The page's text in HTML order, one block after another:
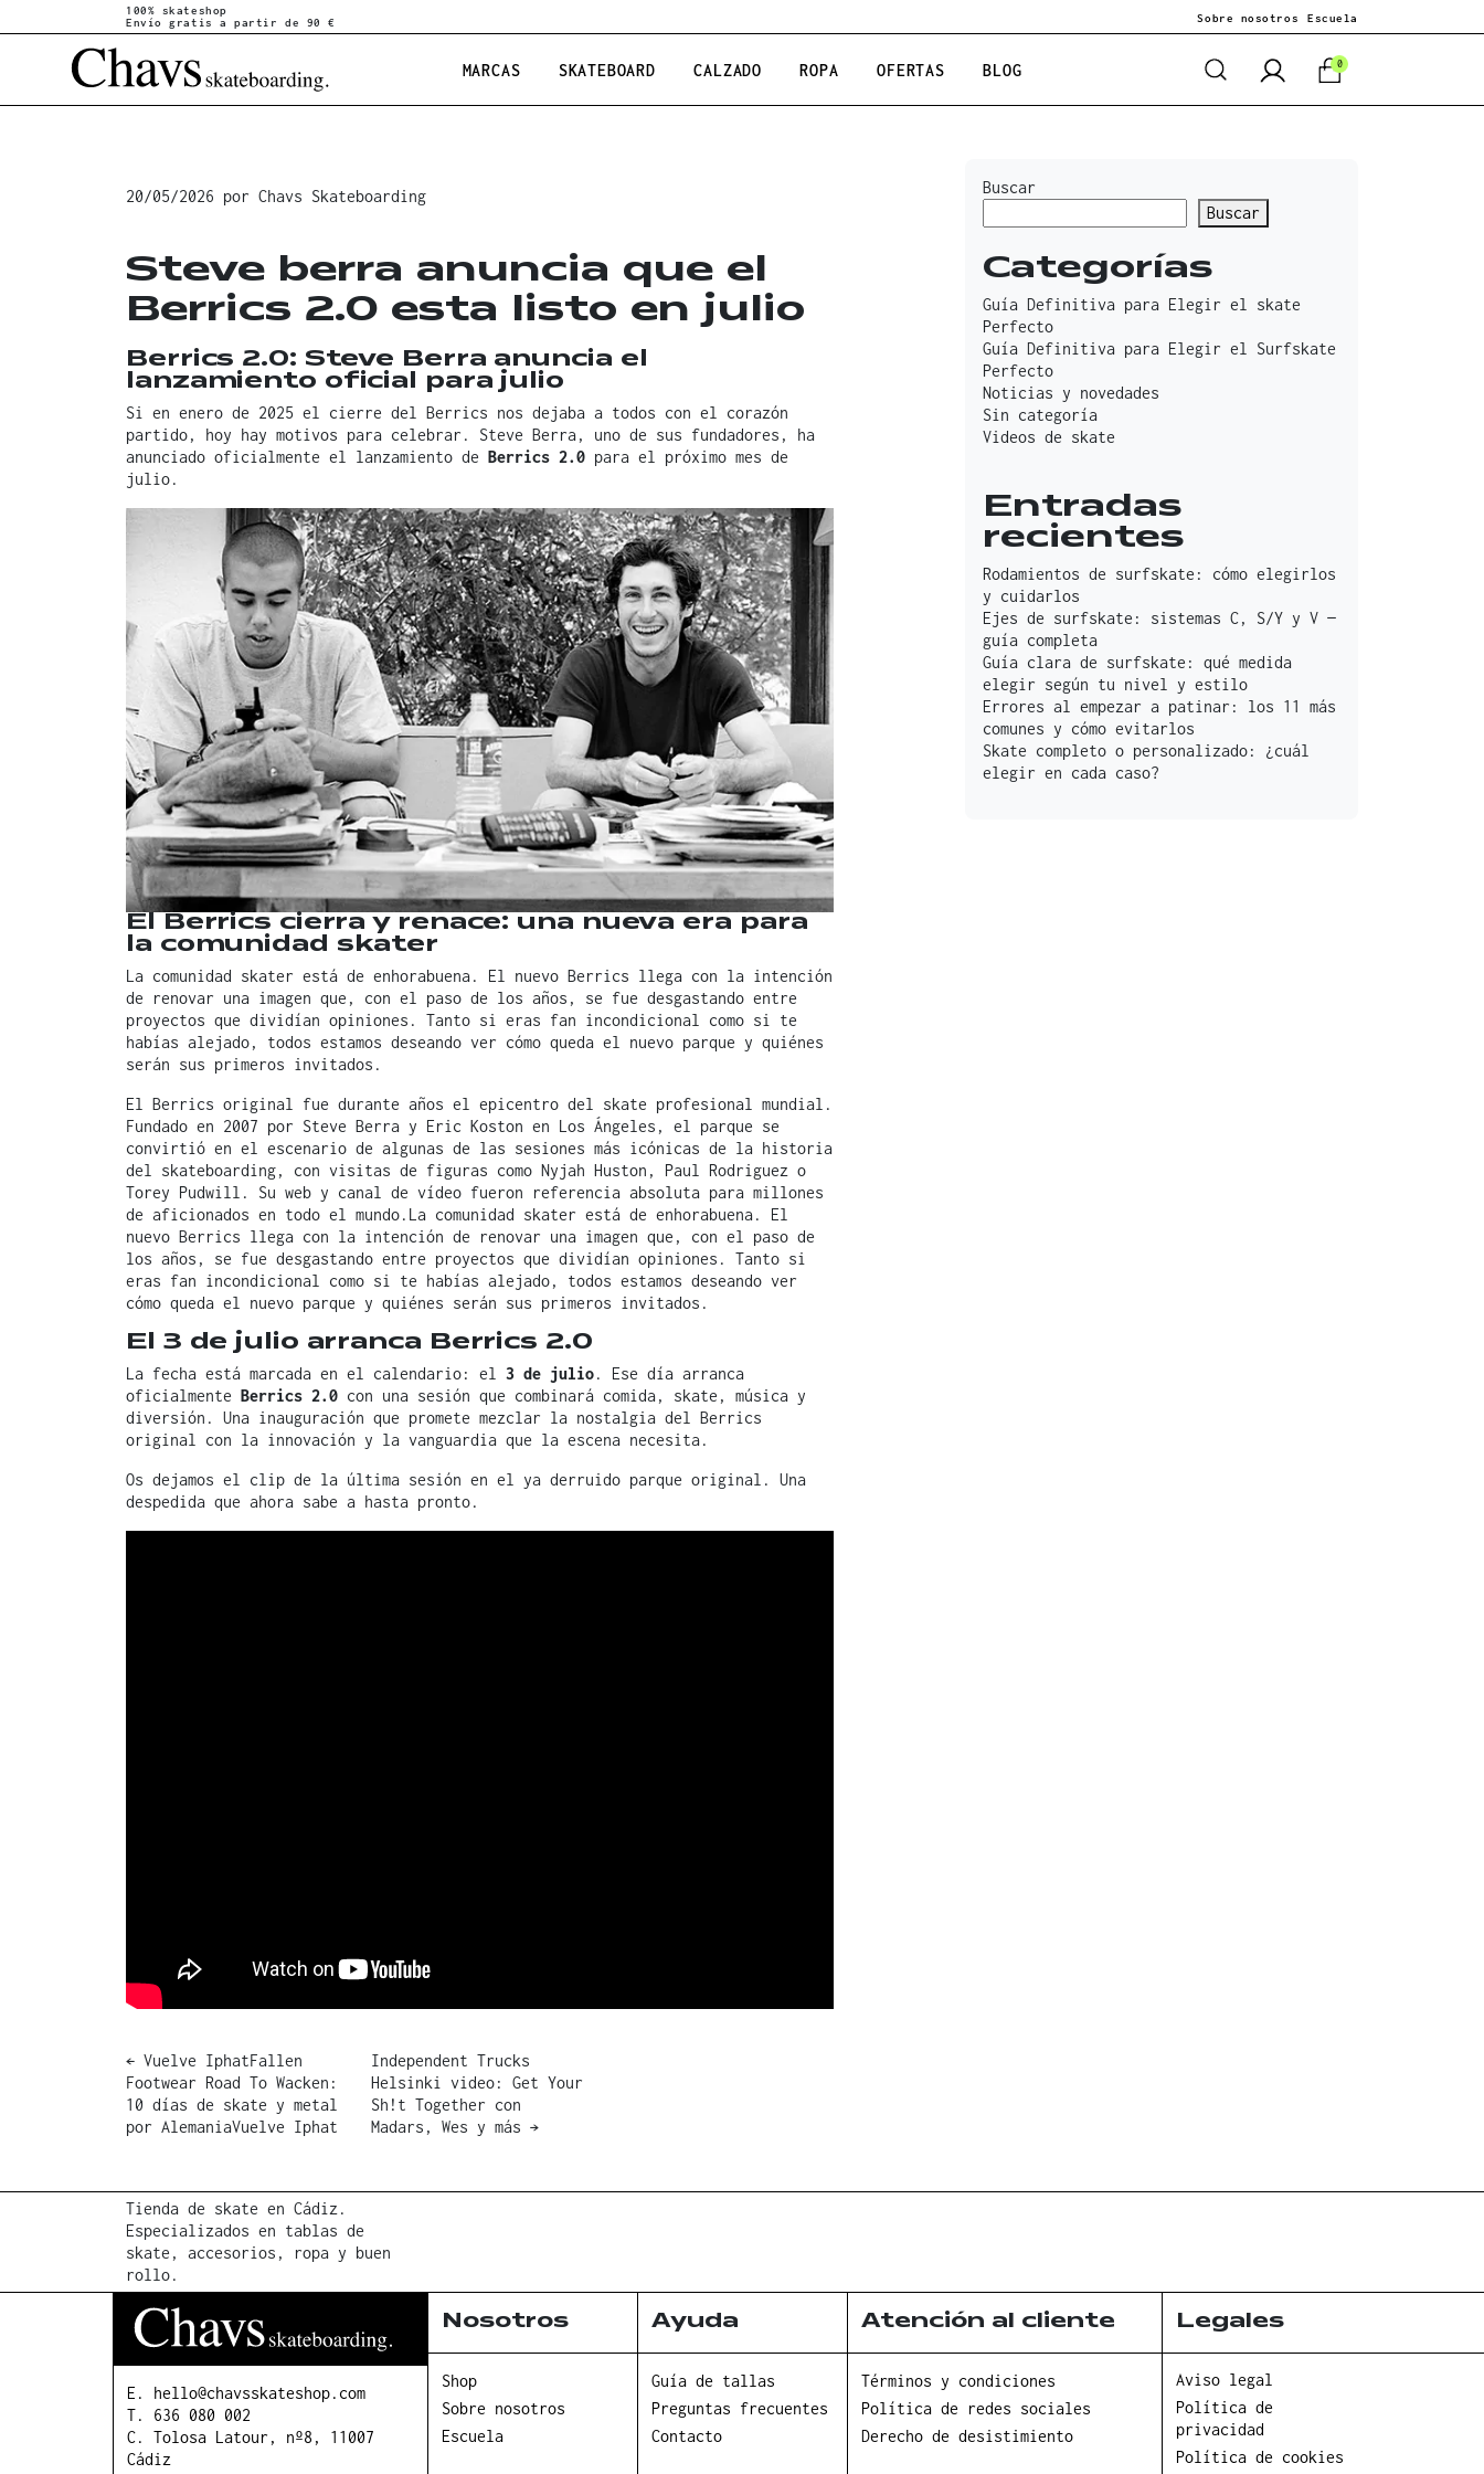
100% skateshop
Envío gratis a partir de 90 €
Sobre nosotros Escuela
MARCAS SKATEBOARD CALZADO ROPA OFERTAS BLOG 0
Steve berra anuncia que el
Berrics 2.0 esta listo en julio
20/05/2026 por Chavs Skateboarding
Berrics 2.0: Steve Berra anuncia el
lanzamiento oficial para julio
Si en enero de 2025 el cierre del Berrics nos dejaba a todos con el corazón
partido, hoy hay motivos para celebrar. Steve Berra, uno de sus fundadores, ha
anunciado oficialmente el lanzamiento de Berrics 2.0 para el próximo mes de
julio.
El Berrics cierra y renace: una nueva era para
la comunidad skater
La comunidad skater está de enhorabuena. El nuevo Berrics llega con la intención
de renovar una imagen que, con el paso de los años, se fue desgastando entre
proyectos que dividían opiniones. Tanto si eras fan incondicional como si te
habías alejado, todos estamos deseando ver cómo queda el nuevo parque y quiénes
serán sus primeros invitados.
El Berrics original fue durante años el epicentro del skate profesional mundial.
Fundado en 2007 por Steve Berra y Eric Koston en Los Ángeles, el parque se
convirtió en el escenario de algunas de las sesiones más icónicas de la historia
del skateboarding, con visitas de figuras como Nyjah Huston, Paul Rodriguez o
Torey Pudwill. Su web y canal de vídeo fueron referencia absoluta para millones
de aficionados en todo el mundo.La comunidad skater está de enhorabuena. El
nuevo Berrics llega con la intención de renovar una imagen que, con el paso de
los años, se fue desgastando entre proyectos que dividían opiniones. Tanto si
eras fan incondicional como si te habías alejado, todos estamos deseando ver
cómo queda el nuevo parque y quiénes serán sus primeros invitados.
El 3 de julio arranca Berrics 2.0
La fecha está marcada en el calendario: el 3 de julio. Ese día arranca
oficialmente Berrics 2.0 con una sesión que combinará comida, skate, música y
diversión. Una inauguración que promete mezclar la nostalgia del Berrics
original con la innovación y la vanguardia que la escena necesita.
Os dejamos el clip de la última sesión en el ya derruido parque original. Una
despedida que ahora sabe a hasta pronto.
Post
navigation
← Vuelve IphatFallen
Footwear Road To Wacken:
10 días de skate y metal
por AlemaniaVuelve Iphat
Independent Trucks
Helsinki video: Get Your
Sh!t Together con
Madars, Wes y más →
Buscar
Buscar
Categorías
Guía Definitiva para Elegir el skate
Perfecto
Guía Definitiva para Elegir el Surfskate
Perfecto
Noticias y novedades
Sin categoría
Videos de skate
Entradas
recientes
Rodamientos de surfskate: cómo elegirlos
y cuidarlos
Ejes de surfskate: sistemas C, S/Y y V —
guía completa
Guía clara de surfskate: qué medida
elegir según tu nivel y estilo
Errores al empezar a patinar: los 11 más
comunes y cómo evitarlos
Skate completo o personalizado: ¿cuál
elegir en cada caso?
Tienda de skate en Cádiz.
Especializados en tablas de
skate, accesorios, ropa y buen
rollo.
E. hello@chavsskateshop.com
T. 636 080 002
C. Tolosa Latour, nº8, 11007
Cádiz
Nosotros
Shop
Sobre nosotros
Escuela
Ayuda
Guía de tallas
Preguntas frecuentes
Contacto
Atención al cliente
Términos y condiciones
Política de redes sociales
Derecho de desistimiento
Legales
Aviso legal
Política de
privacidad
Política de cookies